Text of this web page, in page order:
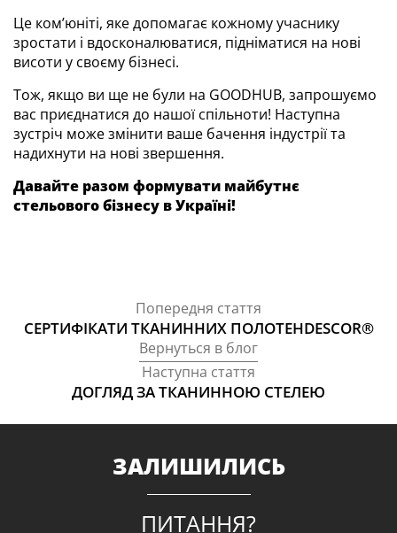
Це ком’юніті, яке допомагає кожному учаснику
зростати і вдосконалюватися, підніматися на нові
висоти у своєму бізнесі.
Тож, якщо ви ще не були на GOODHUB, запрошуємо
вас приєднатися до нашої спільноти! Наступна
зустріч може змінити ваше бачення індустрії та
надихнути на нові звершення.
Давайте разом формувати майбутнє
стельового бізнесу в Україні!
Попередня стаття
СЕРТИФІКАТИ ТКАНИННИХ ПОЛОТЕНDESCOR®
Вернуться в блог
Наступна стаття
ДОГЛЯД ЗА ТКАНИННОЮ СТЕЛЕЮ
ЗАЛИШИЛИСЬ
ПИТАННЯ?